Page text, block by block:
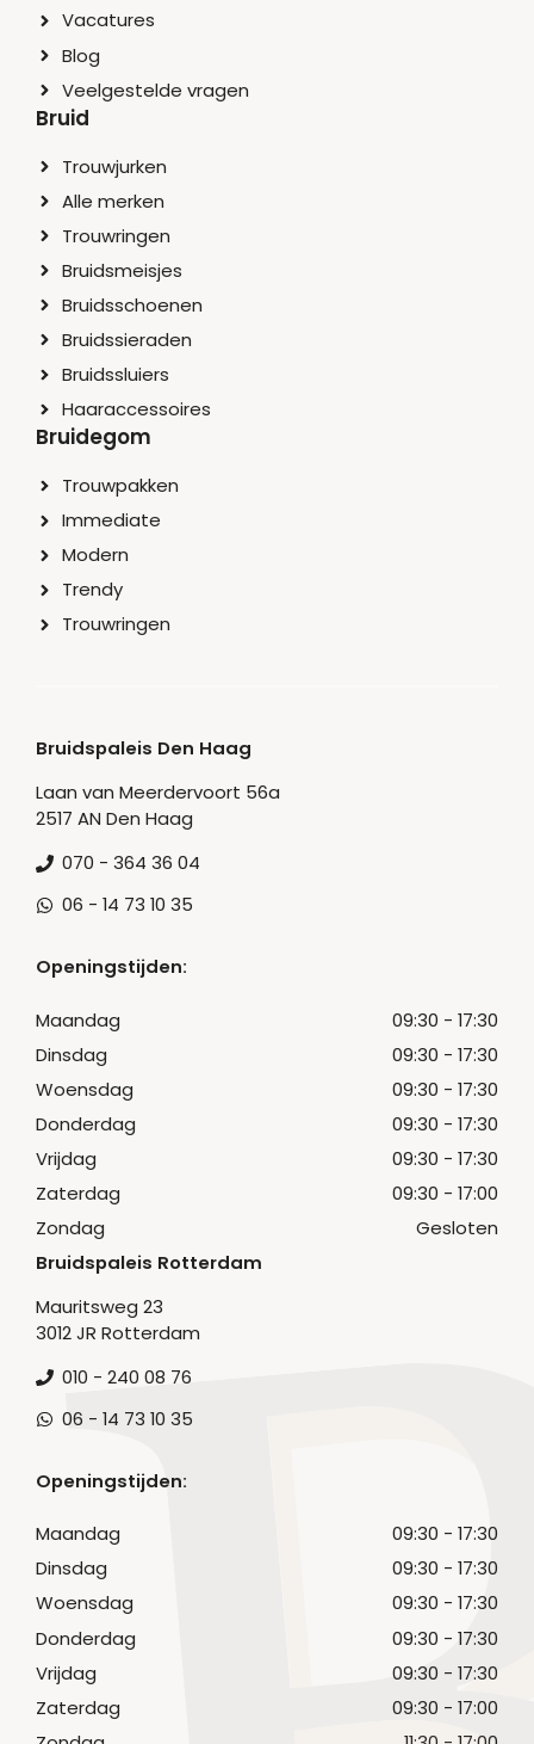
Vacatures
Blog
Veelgestelde vragen
Bruid
Trouwjurken
Alle merken
Trouwringen
Bruidsmeisjes
Bruidsschoenen
Bruidssieraden
Bruidssluiers
Haaraccessoires
Bruidegom
Trouwpakken
Immediate
Modern
Trendy
Trouwringen
Bruidspaleis Den Haag
Laan van Meerdervoort 56a
2517 AN Den Haag
070 - 364 36 04
06 - 14 73 10 35
Openingstijden:
Maandag
09:30 - 17:30
Dinsdag
09:30 - 17:30
Woensdag
09:30 - 17:30
Donderdag
09:30 - 17:30
Vrijdag
09:30 - 17:30
Zaterdag
09:30 - 17:00
Zondag
Gesloten
Bruidspaleis Rotterdam
Mauritsweg 23
3012 JR Rotterdam
010 - 240 08 76
06 - 14 73 10 35
Openingstijden:
Maandag
09:30 - 17:30
Dinsdag
09:30 - 17:30
Woensdag
09:30 - 17:30
Donderdag
09:30 - 17:30
Vrijdag
09:30 - 17:30
Zaterdag
09:30 - 17:00